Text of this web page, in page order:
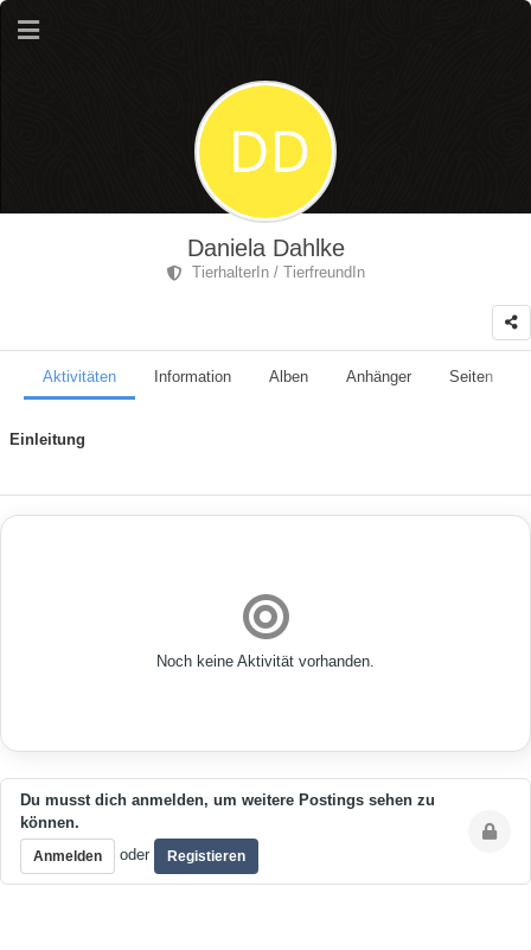
Daniela Dahlke
TierhalterIn / TierfreundIn
Aktivitäten Information Alben Anhänger Seiten
Einleitung
Noch keine Aktivität vorhanden.
Du musst dich anmelden, um weitere Postings sehen zu
können.
Anmelden oder Registieren